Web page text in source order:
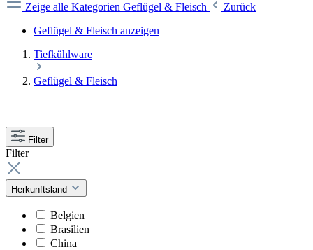
Zeige alle Kategorien Geflügel & Fleisch
Zurück
Geflügel & Fleisch anzeigen
Tiefkühlware
Geflügel & Fleisch
Filter
Filter
Herkunftsland
Belgien
Brasilien
China